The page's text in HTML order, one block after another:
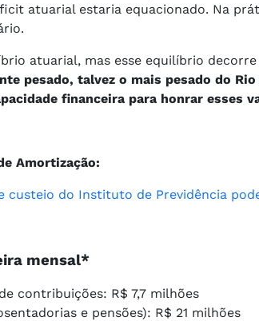
atuarial estaria equacionado. Na
atuarial, mas esse equilíbrio
pesado, talvez o mais pesado do
financeira para honrar esses
Amortização:
custeio do Instituto de Previdência
mensal*
contribuições: R$ 7,7 milhões
e pensões): R$ 21 milhões